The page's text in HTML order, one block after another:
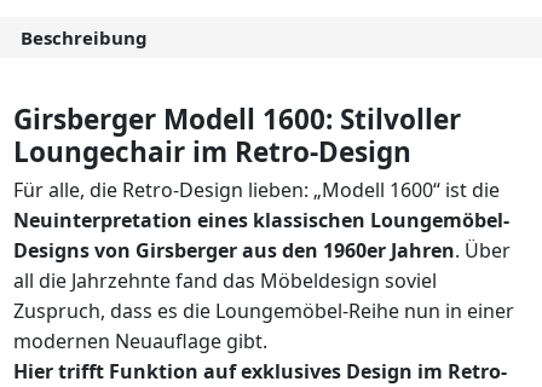
Beschreibung
Girsberger Modell 1600: Stilvoller
Loungechair im Retro-Design
Für alle, die Retro-Design lieben: „Modell 1600“ ist die
Neuinterpretation eines klassischen Loungemöbel-
Designs von Girsberger aus den 1960er Jahren. Über
all die Jahrzehnte fand das Möbeldesign soviel
Zuspruch, dass es die Loungemöbel-Reihe nun in einer
modernen Neuauflage gibt.
Hier trifft Funktion auf exklusives Design im Retro-